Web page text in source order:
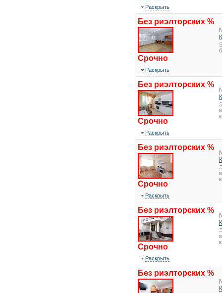
Раскрыть
Без риэлторских %
Срочно
Раскрыть
Без риэлторских %
Срочно
Раскрыть
Без риэлторских %
Срочно
Раскрыть
Без риэлторских %
Срочно
Раскрыть
Без риэлторских %